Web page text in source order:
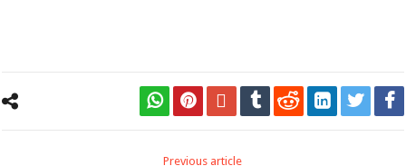
Previous article